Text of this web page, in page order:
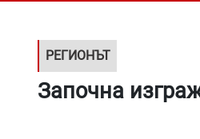
РЕГИОНЪТ
Започна